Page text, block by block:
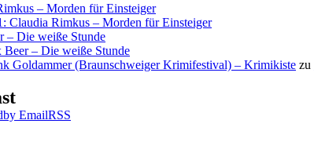
– Morden für Einsteiger
Claudia Rimkus – Morden für Einsteiger
– Die weiße Stunde
Beer – Die weiße Stunde
Goldammer (Braunschweiger Krimifestival) – Krimikiste zu
by EmailRSS